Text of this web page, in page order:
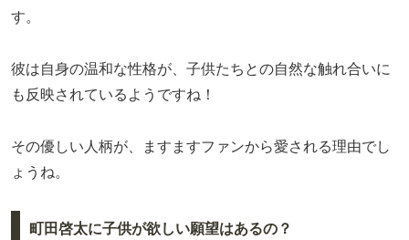
す。
彼は自身の温和な性格が、子供たちとの自然な触れ合いに
も反映されているようですね！
その優しい人柄が、ますますファンから愛される理由でし
ょうね。
町田啓太に子供が欲しい願望はあるの？